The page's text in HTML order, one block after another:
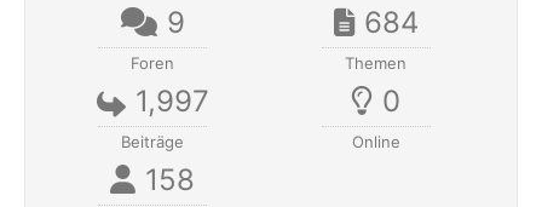
9
Foren
684
Themen
1,997
Beiträge
0
Online
158